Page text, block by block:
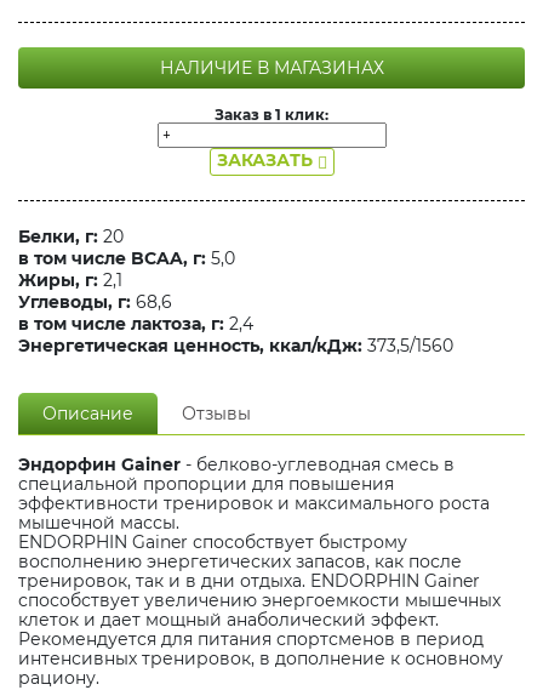
НАЛИЧИЕ В МАГАЗИНАХ
Заказ в 1 клик:
ЗАКАЗАТЬ
Белки, г: 20
в том числе BCAA, г: 5,0
Жиры, г: 2,1
Углеводы, г: 68,6
в том числе лактоза, г: 2,4
Энергетическая ценность, ккал/кДж: 373,5/1560
Описание Отзывы
Эндорфин Gainer - белково-углеводная смесь в
специальной пропорции для повышения
эффективности тренировок и максимального роста
мышечной массы.
ENDORPHIN Gainer способствует быстрому
восполнению энергетических запасов, как после
тренировок, так и в дни отдыха. ENDORPHIN Gainer
способствует увеличению энергоемкости мышечных
клеток и дает мощный анаболический эффект.
Рекомендуется для питания спортсменов в период
интенсивных тренировок, в дополнение к основному
рациону.